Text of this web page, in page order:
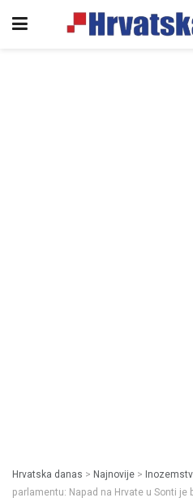
Hrvatska danas > Najnovije >
parlamentu: Napad na Hrvate u Sonti je